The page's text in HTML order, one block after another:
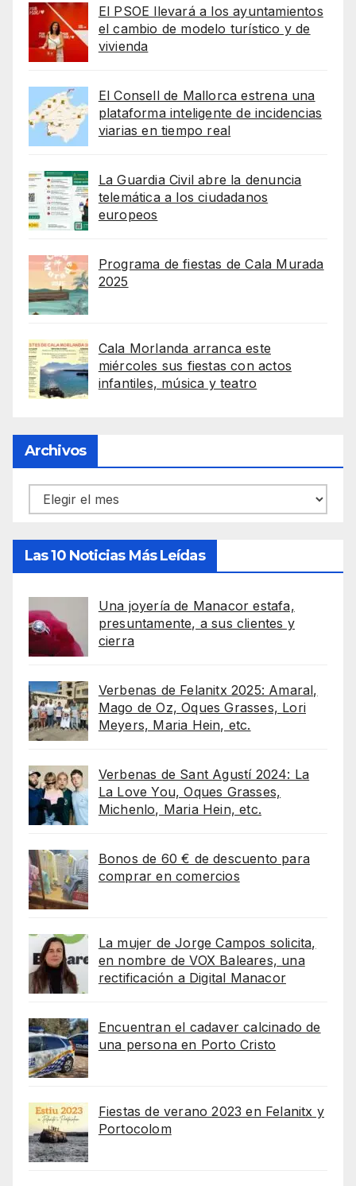
El PSOE llevará a los ayuntamientos
el cambio de modelo turístico y de
vivienda
El Consell de Mallorca estrena una
plataforma inteligente de incidencias
viarias en tiempo real
La Guardia Civil abre la denuncia
telemática a los ciudadanos
europeos
Programa de fiestas de Cala Murada
2025
Cala Morlanda arranca este
miércoles sus fiestas con actos
infantiles, música y teatro
Archivos
Archivos
Las 10 Noticias Más Leídas
Una joyería de Manacor estafa,
presuntamente, a sus clientes y
cierra
Verbenas de Felanitx 2025: Amaral,
Mago de Oz, Oques Grasses, Lori
Meyers, Maria Hein, etc.
Verbenas de Sant Agustí 2024: La
La Love You, Oques Grasses,
Michenlo, Maria Hein, etc.
Bonos de 60 € de descuento para
comprar en comercios
La mujer de Jorge Campos solicita,
en nombre de VOX Baleares, una
rectificación a Digital Manacor
Encuentran el cadaver calcinado de
una persona en Porto Cristo
Fiestas de verano 2023 en Felanitx y
Portocolom